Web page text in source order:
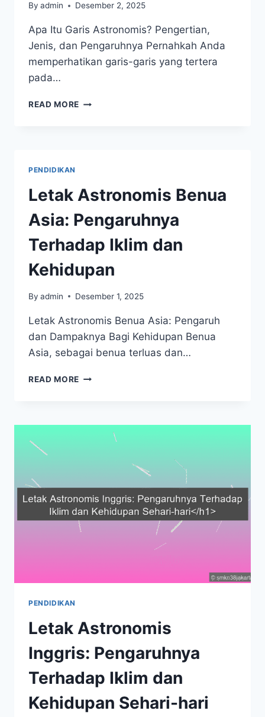
By admin Desember 2, 2025
Apa Itu Garis Astronomis? Pengertian,
Jenis, dan Pengaruhnya Pernahkah Anda
memperhatikan garis-garis yang tertera
pada…
READ MORE APA
PENGARUHNYA
PENDIDIKAN
Letak Astronomis Benua
Asia: Pengaruhnya
Terhadap Iklim dan
Kehidupan
By admin Desember 1, 2025
Letak Astronomis Benua Asia: Pengaruh
dan Dampaknya Bagi Kehidupan Benua
Asia, sebagai benua terluas dan…
READ MORE LETAK
PENGARUHNYA
TERHADAP
PENDIDIKAN
Letak Astronomis
Inggris: Pengaruhnya
Terhadap Iklim dan
Kehidupan Sehari-hari